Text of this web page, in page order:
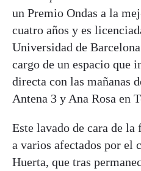
un Premio Ondas a la
cuatro años y es
Universidad de
cargo de un espacio que
directa con las mañanas
Antena 3 y Ana Rosa en
Este lavado de cara de
a varios afectados por el
Huerta, que tras